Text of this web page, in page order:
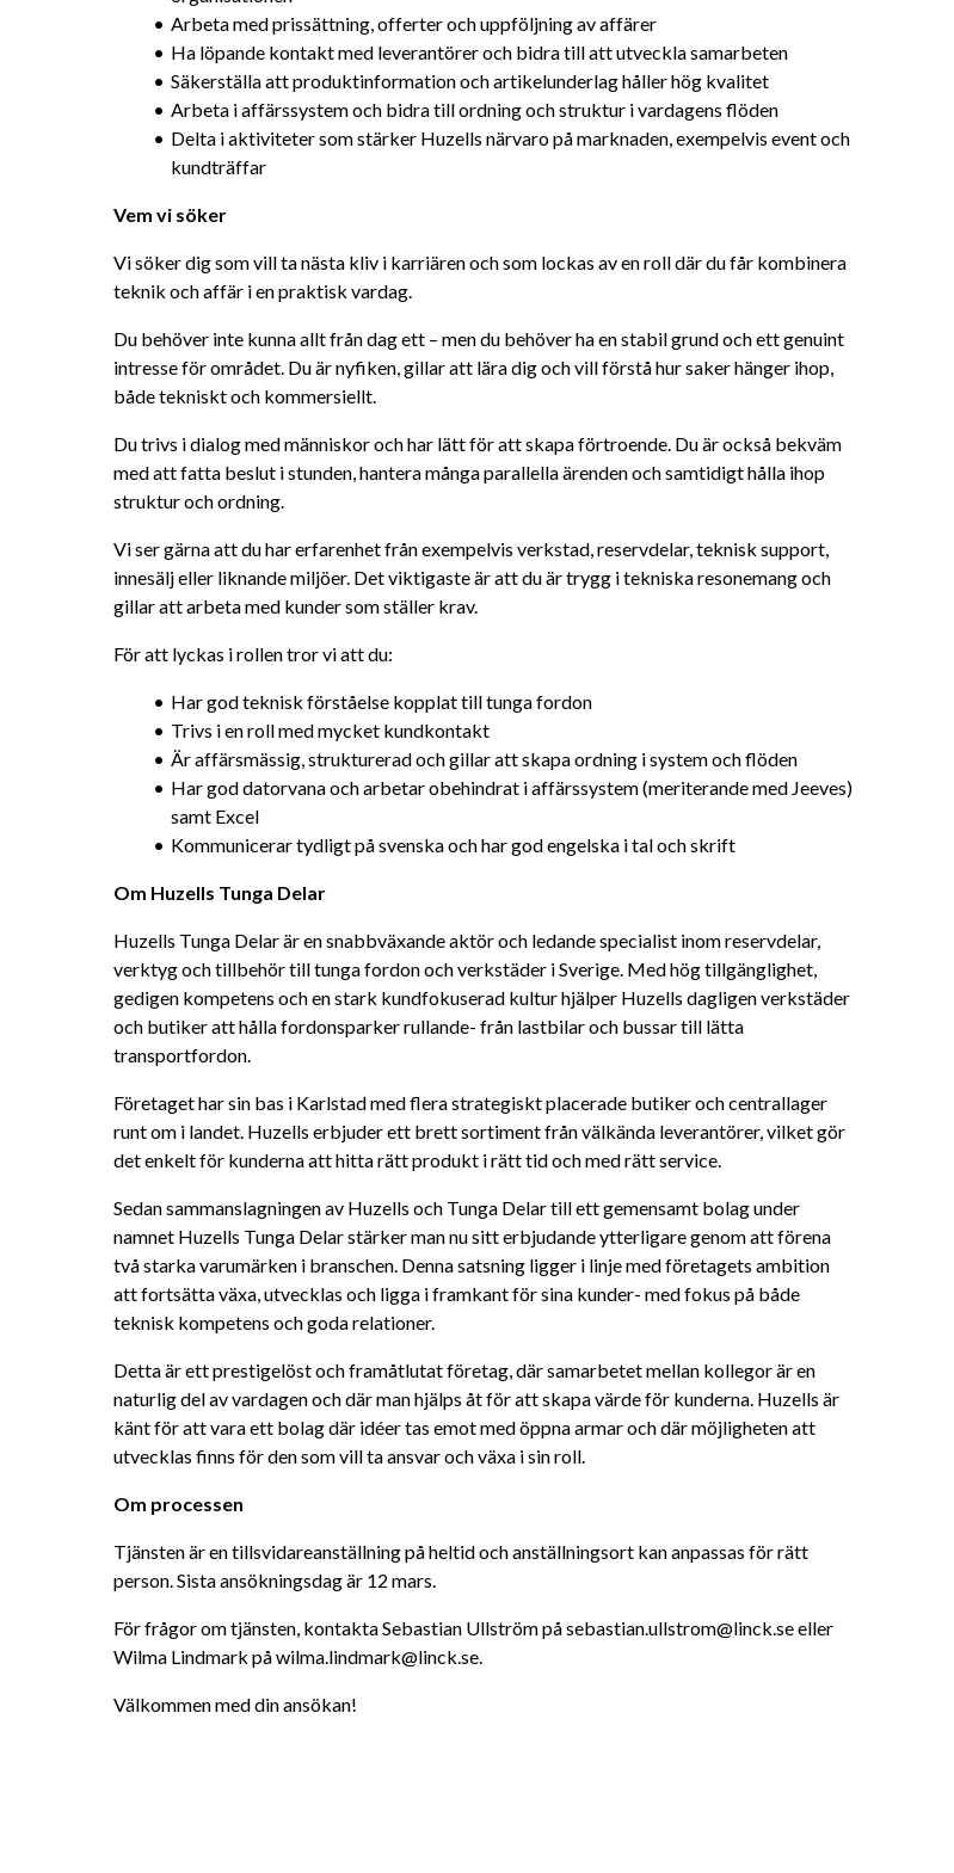
Arbeta med prissättning, offerter och uppföljning av affärer
Ha löpande kontakt med leverantörer och bidra till att utveckla samarbeten
Säkerställa att produktinformation och artikelunderlag håller hög kvalitet
Arbeta i affärssystem och bidra till ordning och struktur i vardagens flöden
Delta i aktiviteter som stärker Huzells närvaro på marknaden, exempelvis event och
kundträffar
Vem vi söker
Vi söker dig som vill ta nästa kliv i karriären och som lockas av en roll där du får kombinera
teknik och affär i en praktisk vardag.
Du behöver inte kunna allt från dag ett – men du behöver ha en stabil grund och ett genuint
intresse för området. Du är nyfiken, gillar att lära dig och vill förstå hur saker hänger ihop,
både tekniskt och kommersiellt.
Du trivs i dialog med människor och har lätt för att skapa förtroende. Du är också bekväm
med att fatta beslut i stunden, hantera många parallella ärenden och samtidigt hålla ihop
struktur och ordning.
Vi ser gärna att du har erfarenhet från exempelvis verkstad, reservdelar, teknisk support,
innesälj eller liknande miljöer. Det viktigaste är att du är trygg i tekniska resonemang och
gillar att arbeta med kunder som ställer krav.
För att lyckas i rollen tror vi att du:
Har god teknisk förståelse kopplat till tunga fordon
Trivs i en roll med mycket kundkontakt
Är affärsmässig, strukturerad och gillar att skapa ordning i system och flöden
Har god datorvana och arbetar obehindrat i affärssystem (meriterande med Jeeves)
samt Excel
Kommunicerar tydligt på svenska och har god engelska i tal och skrift
Om Huzells Tunga Delar
Huzells Tunga Delar är en snabbväxande aktör och ledande specialist inom reservdelar,
verktyg och tillbehör till tunga fordon och verkstäder i Sverige. Med hög tillgänglighet,
gedigen kompetens och en stark kundfokuserad kultur hjälper Huzells dagligen verkstäder
och butiker att hålla fordonsparker rullande- från lastbilar och bussar till lätta
transportfordon.
Företaget har sin bas i Karlstad med flera strategiskt placerade butiker och centrallager
runt om i landet. Huzells erbjuder ett brett sortiment från välkända leverantörer, vilket gör
det enkelt för kunderna att hitta rätt produkt i rätt tid och med rätt service.
Sedan sammanslagningen av Huzells och Tunga Delar till ett gemensamt bolag under
namnet Huzells Tunga Delar stärker man nu sitt erbjudande ytterligare genom att förena
två starka varumärken i branschen. Denna satsning ligger i linje med företagets ambition
att fortsätta växa, utvecklas och ligga i framkant för sina kunder- med fokus på både
teknisk kompetens och goda relationer.
Detta är ett prestigelöst och framåtlutat företag, där samarbetet mellan kollegor är en
naturlig del av vardagen och där man hjälps åt för att skapa värde för kunderna. Huzells är
känt för att vara ett bolag där idéer tas emot med öppna armar och där möjligheten att
utvecklas finns för den som vill ta ansvar och växa i sin roll.
Om processen
Tjänsten är en tillsvidareanställning på heltid och anställningsort kan anpassas för rätt
person. Sista ansökningsdag är 12 mars.
För frågor om tjänsten, kontakta Sebastian Ullström på sebastian.ullstrom@linck.se eller
Wilma Lindmark på wilma.lindmark@linck.se.
Välkommen med din ansökan!